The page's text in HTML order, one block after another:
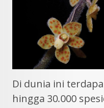
Di dunia ini
hingga 30.000